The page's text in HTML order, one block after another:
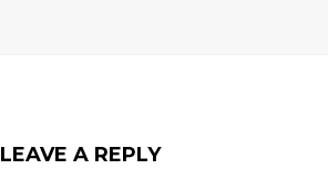
LEAVE A REPLY